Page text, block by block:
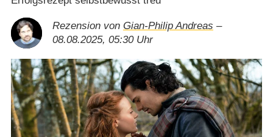
Rezension von Gian-Philip Andreas –
08.08.2025, 05:30 Uhr